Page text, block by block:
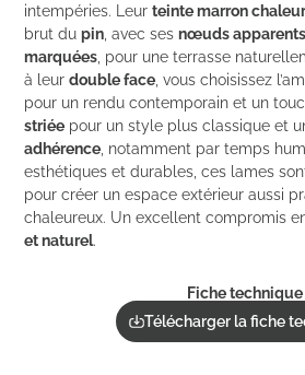
intempéries. Leurteinte marron
brut dupin , avec sesnœuds apparents
marquées , pour une terrasse
à leurdouble face , vous choisissez
pour un rendu contemporain et un
striée pour un style plus classique et
adhérence , notamment par temps
esthétiques et durables, ces lames
pour créer un espace extérieur aussi
chaleureux. Un excellent compromis
et naturel.
Fiche technique
Télécharger la fiche